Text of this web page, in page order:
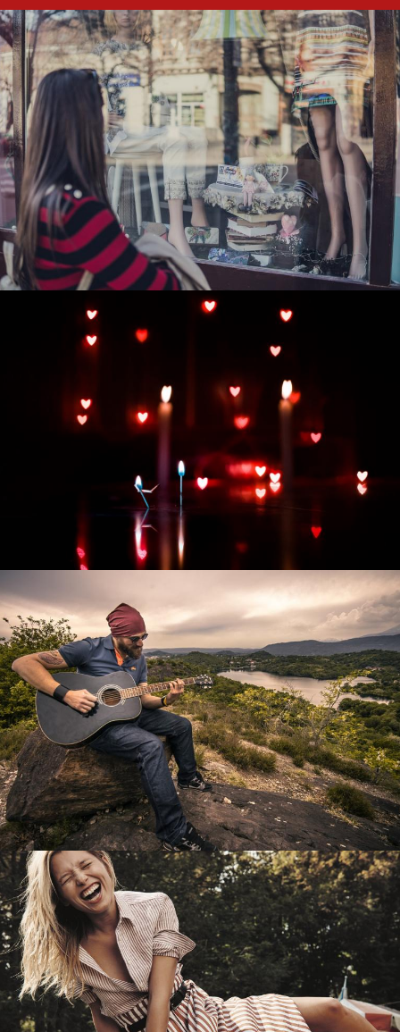
Развитие и поддержка интернет-
витрины StepClub
Смотреть проект
Развитие интернет-магазина "Всё для
праздника"
Смотреть проект
Перевод интернет-магазина
Guitaramania.ru на 1С-Битрикс
Смотреть проект
Имиджевый сайт для сети магазинов
Soho Project